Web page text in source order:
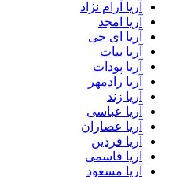
آریا آرام نژاد
آریا امجد
آریا ای جی
آریا بیات
آریا پودات
آریا رادمهر
آریا زند
آریا عباسی
آریا عصاران
آریا فردین
آریا قاسمی
آریا مسعود